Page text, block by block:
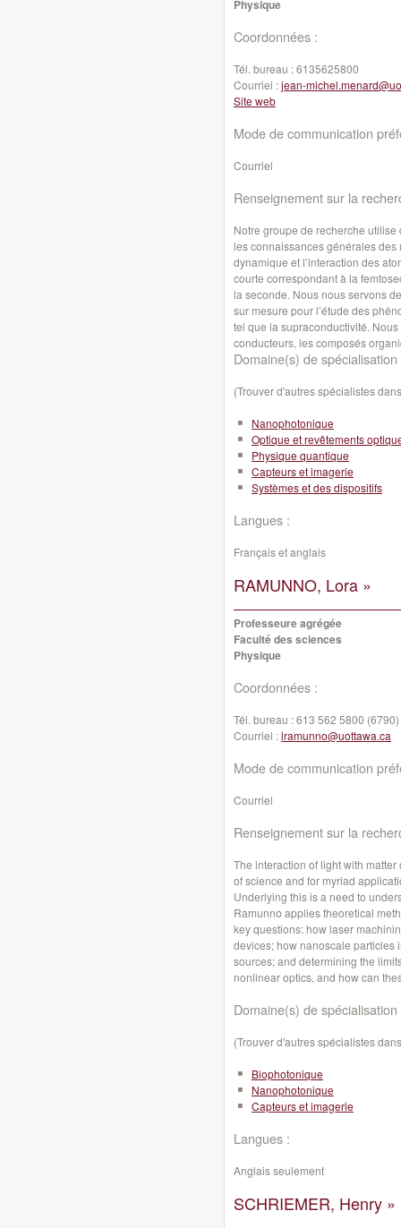
Physique
Coordonnées :
Tél. bureau :6135625800
Courriel :jean-
Site web
Mode de communication
Courriel
Renseignement sur la
Notre groupe de recherche
les connaissances générales
dynamique et l’interaction des
courte correspondant à la
la seconde. Nous nous servons
sur mesure pour l’étude des
tel que la supraconductivité.
conducteurs, les composés
Domaine(s) de spécialisation
(Trouver d'autres spécialistes
Nanophotonique
Optique et revêtements
Physique quantique
Capteurs et imagerie
Systèmes et des dispositifs
Langues :
Français et anglais
RAMUNNO, Lora »
Professeure agrégée
Faculté des sciences
Physique
Coordonnées :
Tél. bureau :613 562 5800 (6790)
Courriel :lramunno@uottawa.ca
Mode de communication
Courriel
Renseignement sur la
The interaction of light with
of science and for myriad
Underlying this is a need to
Ramunno applies theoretical
key questions: how laser
devices; how nanoscale particles
sources; and determining the
nonlinear optics, and how can
Domaine(s) de spécialisation
(Trouver d'autres spécialistes
Biophotonique
Nanophotonique
Capteurs et imagerie
Langues :
Anglais seulement
SCHRIEMER, Henry »